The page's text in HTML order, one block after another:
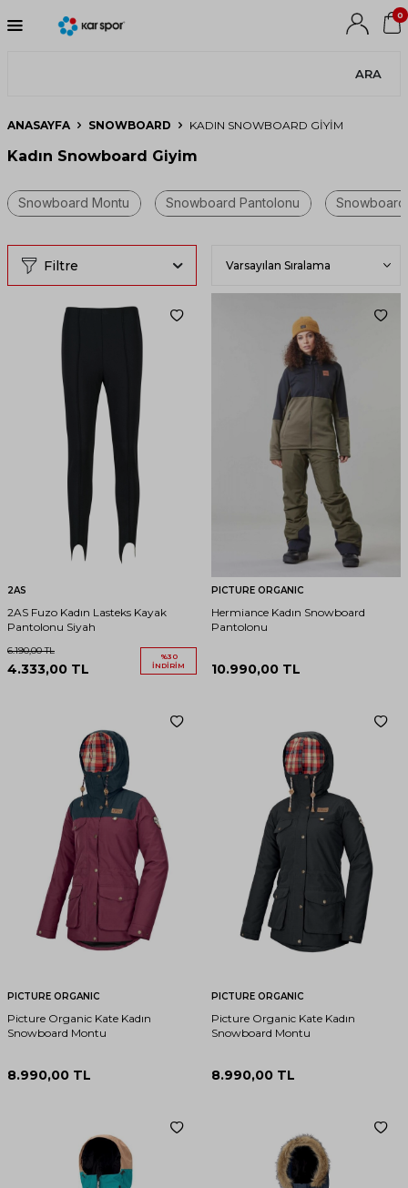
ARA
0
ANASAYFA SNOWBOARD KADIN SNOWBOARD GIYIM
Kadın Snowboard Giyim
Filtre
2AS
2AS Fuzo Kadın Lasteks Kayak
Pantolonu Siyah
6.190,00TL
4.333,00 TL
%30
İNDIRIM
PICTURE ORGANIC
Hermiance Kadın Snowboard
Pantolonu
10.990,00 TL
PICTURE ORGANIC
Picture Organic Kate Kadın
Snowboard Montu
8.990,00 TL
PICTURE ORGANIC
Picture Organic Kate Kadın
Snowboard Montu
8.990,00 TL